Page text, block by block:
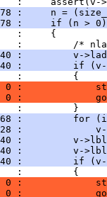
:     n =
:     if (n > 0)
:     {
:         /*
:         v-
:         if
:         {
0 :
0 :
:         }
:         for
:
:         v-
:         v-
:         if
:         {
0 :
0 :